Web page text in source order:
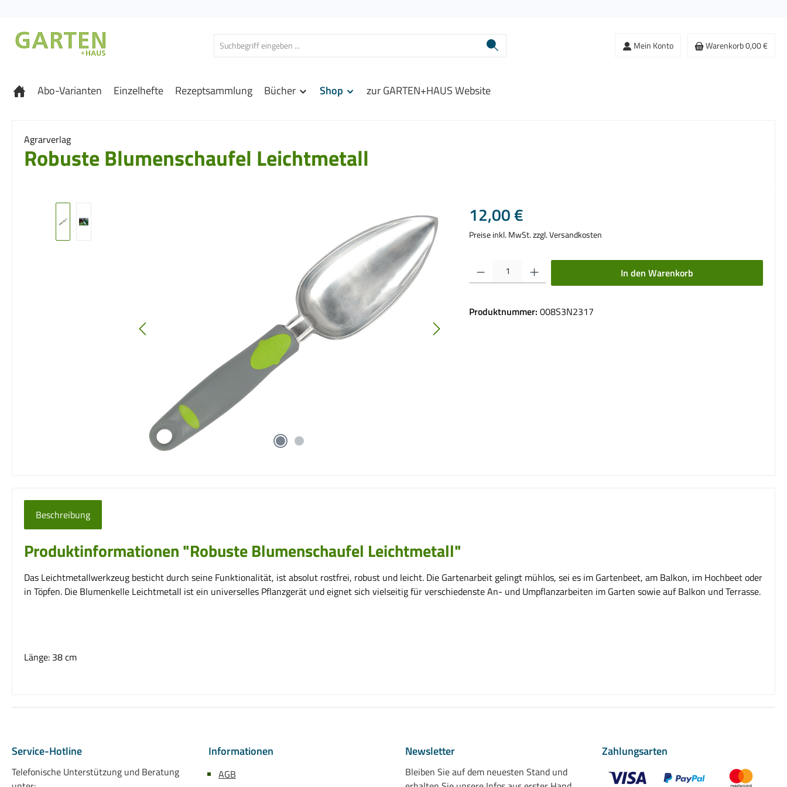
Mein Konto Warenkorb0,00 €
Abo-Varianten Einzelhefte Rezeptsammlung Bücher Shop zur GARTEN+HAUS Website
Agrarverlag
Robuste Blumenschaufel Leichtmetall
Regulärer Preis:
12,00 €
Preise inkl. MwSt. zzgl. Versandkosten
Produkt Anzahl: Gib den gewünschten Wert ein oder benutze die Schaltflächen um die
In den Warenkorb
Produktnummer: 008S3N2317
Beschreibung
Produktinformationen "Robuste Blumenschaufel Leichtmetall"
Das Leichtmetallwerkzeug besticht durch seine Funktionalität, ist absolut rostfrei, robust und leicht. Die Gartenarbeit gelingt mühlos, sei es im Gartenbeet, am Balkon, im Hochbeet oder
in Töpfen. Die Blumenkelle Leichtmetall ist ein universelles Pflanzgerät und eignet sich vielseitig für verschiedenste An- und Umpflanzarbeiten im Garten sowie auf Balkon und Terrasse.
Länge: 38 cm
Service-Hotline
Telefonische Unterstützung und Beratung
Informationen
AGB
Newsletter
Bleiben Sie auf dem neuesten Stand und
Zahlungsarten